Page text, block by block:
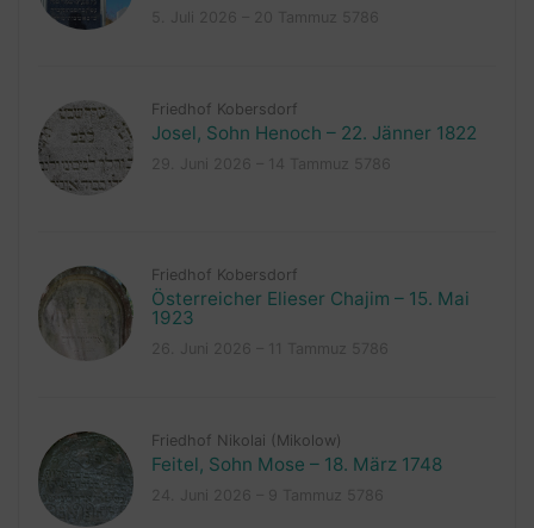
Friedhof Kobersdorf
Josel, Sohn Henoch – 22. Jänner 1822
Friedhof Kobersdorf
Österreicher Elieser Chajim – 15. Mai
1923
Friedhof Nikolai (Mikolow)
Feitel, Sohn Mose – 18. März 1748